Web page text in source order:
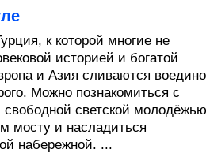
к которой многие не
историей и богатой
и Азия сливаются
Можно познакомиться с
светской
мосту и насладиться
набережной. ...